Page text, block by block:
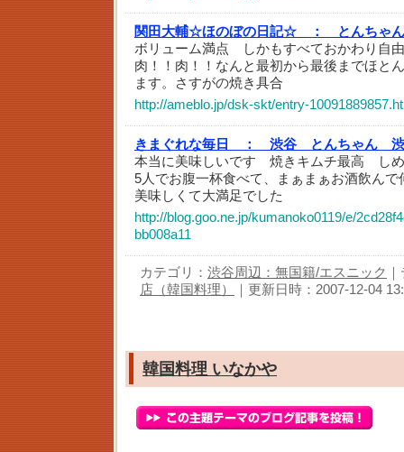
関田大輔☆ほのぼの日記☆ ：
とんちゃ
ボリューム満点 しかもすべておかわり自
肉！！肉！！なんと最初から最後までほと
ます。さすがの焼き具合
http://ameblo.jp/dsk-skt/entry-
きまぐれな毎日 ：
渋谷 とんちゃん
本当に美味しいです 焼きキムチ最高 し
5人でお腹一杯食べて、まぁまぁお酒飲ん
美味しくて大満足でした
http://blog.goo.ne.jp/kumanoko0119/e/
bb008a11
カテゴリ： 渋谷周辺：無国籍/エスニック
店（韓国料理）
｜更新日時：2007-12-04
韓国料理 いなかや